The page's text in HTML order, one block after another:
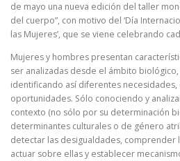
de mayo una nueva edición del taller
del cuerpo”, con motivo del ‘Día
las Mujeres’, que se viene celebrando
Mujeres y hombres presentan
ser analizadas desde el ámbito
identificando así diferentes necesidades,
oportunidades. Sólo conociendo y
contexto (no sólo por su determinación
determinantes culturales o de género
detectar las desigualdades, comprender
actuar sobre ellas y establecer